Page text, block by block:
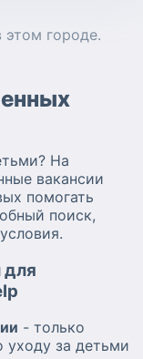
этом городе.
На
вакансии
помогать
поиск,
для
- только
уходу за детьми